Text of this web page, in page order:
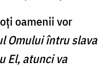
oamenii vor
Omului întru slava
El, atunci va